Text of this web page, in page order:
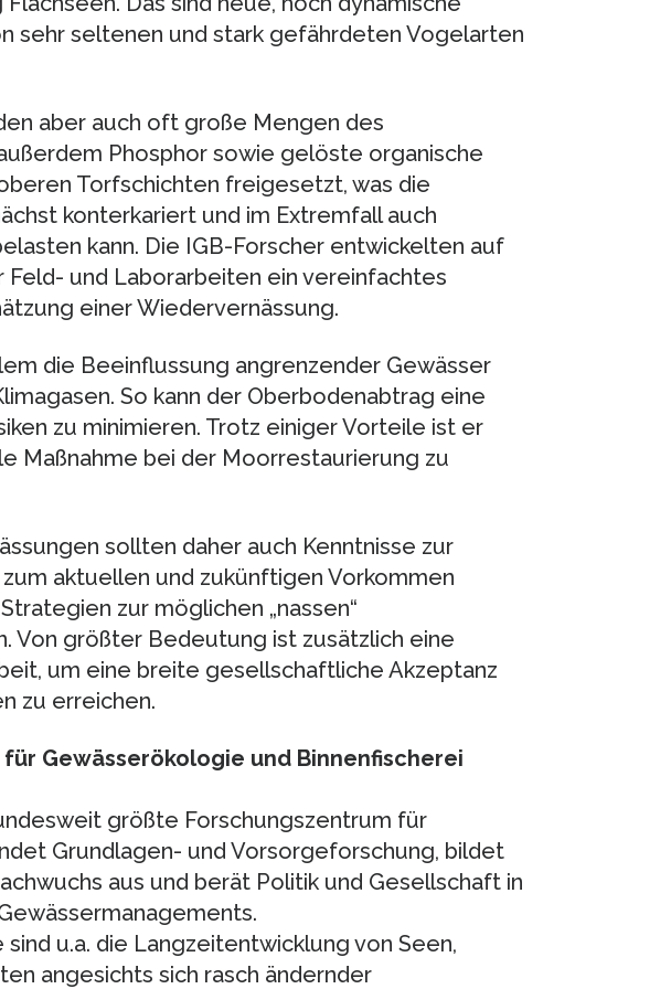
sehr seltenen und stark gefährdeten Vogelarten
aber auch oft große Mengen des
Phosphor sowie gelöste organische
Torfschichten freigesetzt, was die
konterkariert und im Extremfall auch
kann. Die IGB-Forscher entwickelten auf
und Laborarbeiten ein vereinfachtes
einer Wiedervernässung.
die Beeinflussung angrenzender Gewässer
So kann der Oberbodenabtrag eine
zu minimieren. Trotz einiger Vorteile ist er
Maßnahme bei der Moorrestaurierung zu
sollten daher auch Kenntnisse zur
aktuellen und zukünftigen Vorkommen
zur möglichen „nassen“
Von größter Bedeutung ist zusätzlich eine
um eine breite gesellschaftliche Akzeptanz
zu erreichen.
Gewässerökologie und Binnenfischerei
größte Forschungszentrum für
Grundlagen- und Vorsorgeforschung, bildet
aus und berät Politik und Gesellschaft in
u.a. die Langzeitentwicklung von Seen,
angesichts sich rasch ändernder